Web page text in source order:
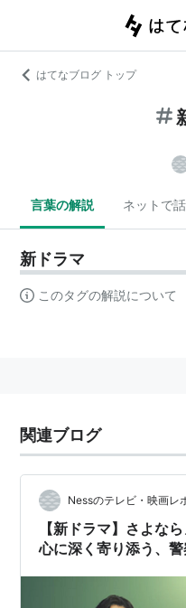
はてなブログ トップ
言葉の解説 ネットで
新ドラマ
このタグの解説について
関連ブログ
Nessのテレビ・映画レ
【新ドラマ】さよな
心に深く寄り添う、